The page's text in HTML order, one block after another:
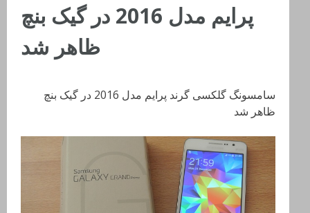
پرایم مدل 2016 در گیک بنچ
ظاهر شد
سامسونگ گلکسی گرند پرایم مدل 2016 در گیک بنچ
ظاهر شد